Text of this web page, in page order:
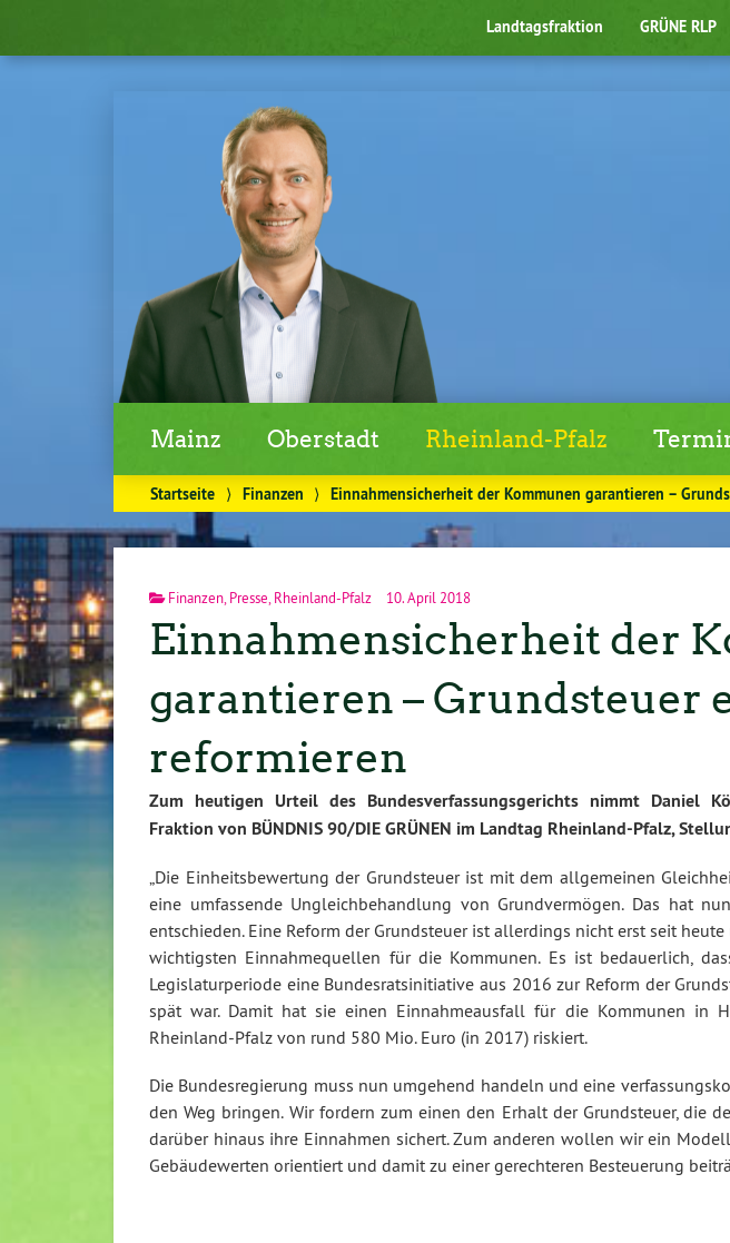
Landtagsfraktion GRÜNE RLP
Mainz Oberstadt Rheinland-Pfalz
Startseite ⟩ Finanzen ⟩ Einnahmensicherheit der Kommunen garantieren –
Finanzen Presse Rheinland-Pfalz 10. April 2018
Einnahmensicherheit der
garantieren – Grundsteuer
reformieren
Zum heutigen Urteil des Bundesverfassungsgerichts nimmt Daniel
Fraktion von BÜNDNIS 90/DIE GRÜNEN im Landtag Rheinland-Pfalz,
„Die Einheitsbewertung der Grundsteuer ist mit dem allgemeinen
eine umfassende Ungleichbehandlung von Grundvermögen. Das hat
entschieden. Eine Reform der Grundsteuer ist allerdings nicht erst seit
wichtigsten Einnahmequellen für die Kommunen. Es ist bedauerlich,
Legislaturperiode eine Bundesratsinitiative aus 2016 zur Reform der
spät war. Damit hat sie einen Einnahmeausfall für die Kommunen in
Rheinland-Pfalz von rund 580 Mio. Euro (in 2017) riskiert.
Die Bundesregierung muss nun umgehend handeln und eine
den Weg bringen. Wir fordern zum einen den Erhalt der Grundsteuer, die
darüber hinaus ihre Einnahmen sichert. Zum anderen wollen wir ein
Gebäudewerten orientiert und damit zu einer gerechteren Besteuerung